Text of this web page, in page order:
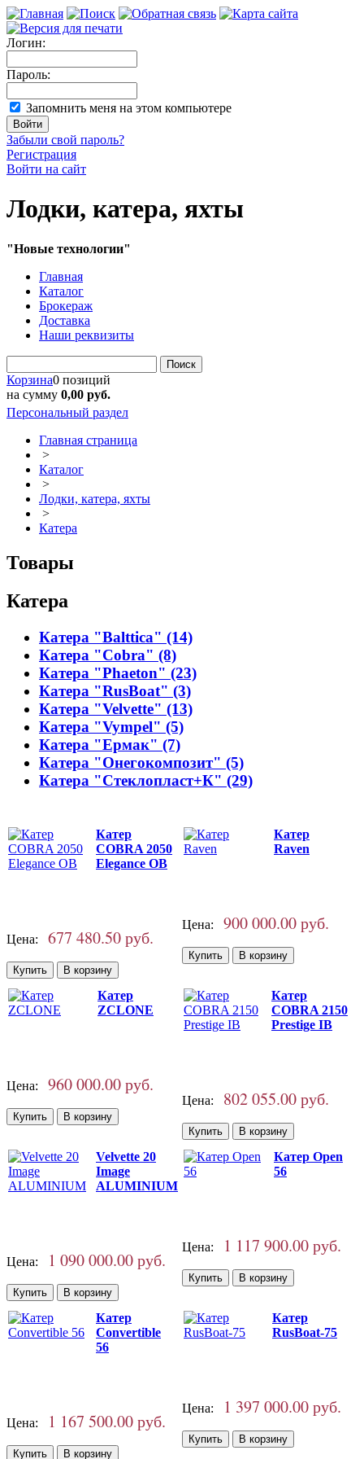
Логин:
Пароль:
Запомнить меня на этом компьютере
Забыли свой пароль?
Регистрация
Войти на сайт
Лодки, катера, яхты
"Новые технологии"
Главная
Каталог
Брокераж
Доставка
Наши реквизиты
Поиск
Корзина0 позиций
на сумму 0,00 руб.
Персональный раздел
Главная страница
>
Каталог
>
Лодки, катера, яхты
>
Катера
Товары
Катера
Катера "Balttica" (14)
Катера "Cobra" (8)
Катера "Phaeton" (23)
Катера "RusBoat" (3)
Катера "Velvette" (13)
Катера "Vympel" (5)
Катера "Ермак" (7)
Катера "Онегокомпозит" (5)
Катера "Стеклопласт+К" (29)
Катер
COBRA 2050
Elegance OB
Цена: 677 480.50 руб.
Катер
Raven
Цена: 900 000.00 руб.
Катер
ZCLONE
Цена: 960 000.00 руб.
Катер
СOBRA 2150
Prestige IB
Цена: 802 055.00 руб.
Velvette 20
Image
ALUMINIUM
Цена: 1 090 000.00 руб.
Катер Open
56
Цена: 1 117 900.00 руб.
Катер
Convertible
56
Цена: 1 167 500.00 руб.
Катер
RusBoat-75
Цена: 1 397 000.00 руб.